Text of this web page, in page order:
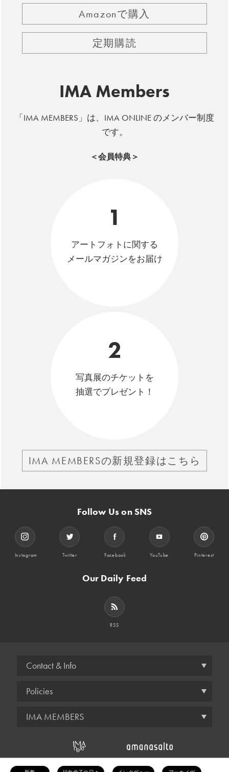
Amazonで購入
定期購読
IMA Members
「IMA MEMBERS」は、IMA ONLINE のメンバー制度
です。
＜会員特典＞
1
アートフォトに関する
メールマガジンをお届け
2
写真展のチケットを
抽選でプレゼント！
IMA MEMBERSの新規登録はこちら
Follow Us on SNS
Instagram Twitter Facebook YouTube Pinterest
Our Daily Feed
RSS
Contact & Info
Policies
IMA MEMBERS